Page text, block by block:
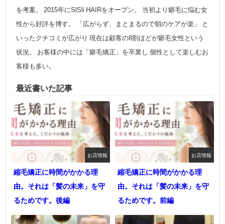
を考案。 2015年にSlSli HAIRをオープン。 当初より癖毛に悩む女
性から好評を博す。 「広がらず、まとまるので朝のケアが楽」 と
いったクチコミが広がり 現在は顧客の8割ほどが癖毛女性という
状況。 お客様の中には「癖毛矯正」を卒業し 個性として楽しむお
客様も多い。
最近書いた記事
お店情報
縮毛矯正に時間がかかる理
由。それは「髪の未来」を守
るためです。後編
お店情報
縮毛矯正に時間がかかる理
由。それは「髪の未来」を守
るためです。前編